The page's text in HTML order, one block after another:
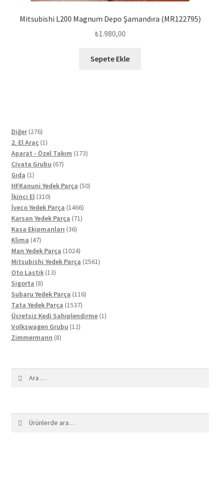
Mitsubishi L200 Magnum Depo Şamandıra (MR122795)
₺1.980,00
Sepete Ekle
Diğer 276276
ürün
2. El Araç 11
ürün
Aparat - Özel Takım 173173
Civata Grubu 6767
Gıda 11
ürün
HFKanuni Yedek Parça 5050
İkinci El 310310
ürün
İveco Yedek Parça 14661466
ürün
Karsan Yedek Parça 7171
Kasa Ekipmanları 3636
Klima 4747
ürün
Man Yedek Parça 10241024
ürün
Mitsubishi Yedek Parça 25612561
Oto Lastik 1313
Sigorta 88
ürün
Subaru Yedek Parça 116116
Tata Yedek Parça 15371537
ürün
Ücretsiz Kedi Sahiplendirme 11
Volkswagen Grubu 1212
Zimmermann 88